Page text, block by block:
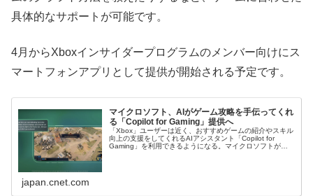
具体的なサポートが可能です。
4月からXboxインサイダープログラムのメンバー向けにス
マートフォンアプリとして提供が開始される予定です。
マイクロソフト、AIがゲーム攻略を手伝ってくれ
る「Copilot for Gaming」提供へ
「Xbox」ユーザーは近く、おすすめゲームの紹介やスキル
向上の支援をしてくれるAIアシスタント「Copilot for
Gaming」を利用できるようになる。マイクロソフトが
japan.cnet.com